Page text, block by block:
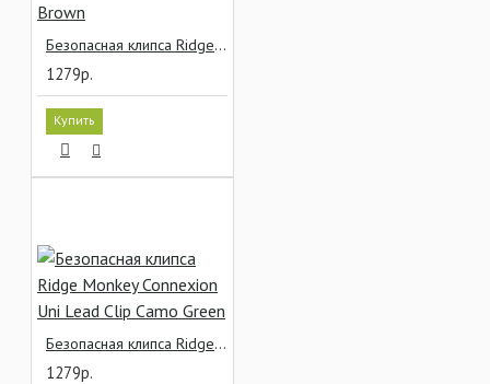
Безопасная клипса Ridge Monkey Connexion Uni Lead Clip Camo Brown
1279р.
Купить
Безопасная клипса Ridge Monkey Connexion Uni Lead Clip Camo Green
1279р.